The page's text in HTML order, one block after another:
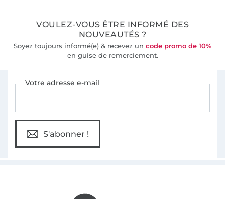
VOULEZ-VOUS ÊTRE INFORMÉ DES
NOUVEAUTÉS ?
Soyez toujours informé(e) & recevez un code promo de 10%
en guise de remerciement.
Votre adresse e-mail
S'abonner !